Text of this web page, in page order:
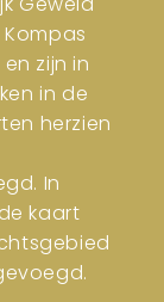
zijn in
in de
herzien
In
kaart